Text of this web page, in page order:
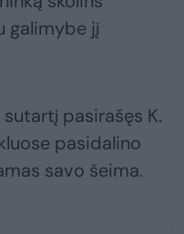
galimybe jį
pasirašęs K.
pasidalino
savo šeima.